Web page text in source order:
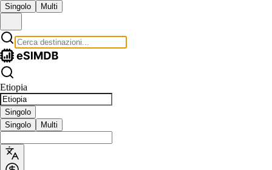
Singolo Multi
Etiopia
Singolo
Singolo
Multi